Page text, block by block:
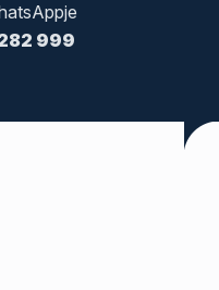
999